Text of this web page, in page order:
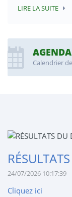
LIRE LA SUITE
Calendrier
24/07/2026 10:17:39
Cliquez ici